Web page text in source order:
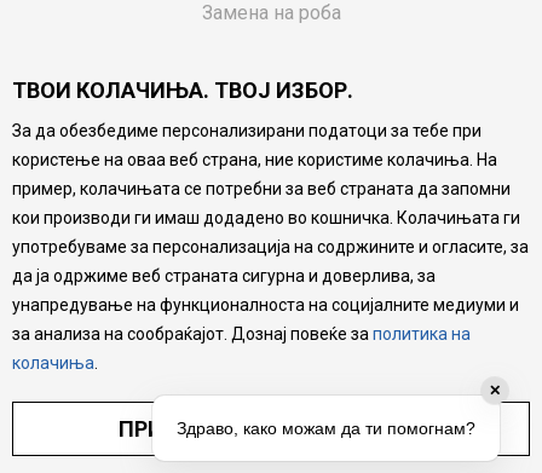
Замена на роба
Ваучери
Product Finder
FAQs
Настојуваме да бидеме што попрецизни во описот на
производите, прикажување на слики и цени, но не
можеме да гарантираме дека сите информации се
комплетни и без грешка. Сите производи се дел од
нашата понуда, но не се подразбира дека мора да се
достапни во секој момент.
ТВОИ КОЛАЧИЊА. ТВОЈ ИЗБОР.
За да обезбедиме персонализирани податоци за тебе при
користење на оваа веб страна, ние користиме колачиња. На
пример, колачињата се потребни за веб страната да запомни
кои производи ги имаш додадено во кошничка. Колачињата ги
употребуваме за персонализација на содржините и огласите, за
да ја одржиме веб страната сигурна и доверлива, за
унапредување на функционалноста на социјалните медиуми и
за анализа на сообраќајот. Дознај повеќе за политика на
колачиња
ПРИЛАГОДИ ПОСТАВУВАЊА
✕
Здраво, како можам да ти помогнам?